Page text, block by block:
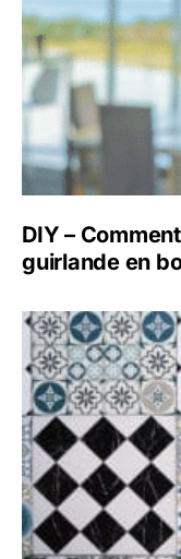
DIY –
guirlande en